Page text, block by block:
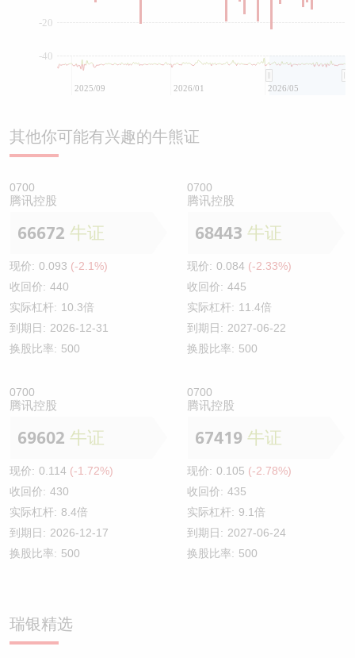
-40
-20
2025/09 2026/01 2026/05
其他你可能有兴趣的牛熊证
0700
腾讯控股
66672 牛证
现价: 0.093 (-2.1%)
收回价: 440
实际杠杆: 10.3倍
到期日: 2026-12-31
换股比率: 500
0700
腾讯控股
68443 牛证
现价: 0.084 (-2.33%)
收回价: 445
实际杠杆: 11.4倍
到期日: 2027-06-22
换股比率: 500
0700
腾讯控股
69602 牛证
现价: 0.114 (-1.72%)
收回价: 430
实际杠杆: 8.4倍
到期日: 2026-12-17
换股比率: 500
0700
腾讯控股
67419 牛证
现价: 0.105 (-2.78%)
收回价: 435
实际杠杆: 9.1倍
到期日: 2027-06-24
换股比率: 500
瑞银精选